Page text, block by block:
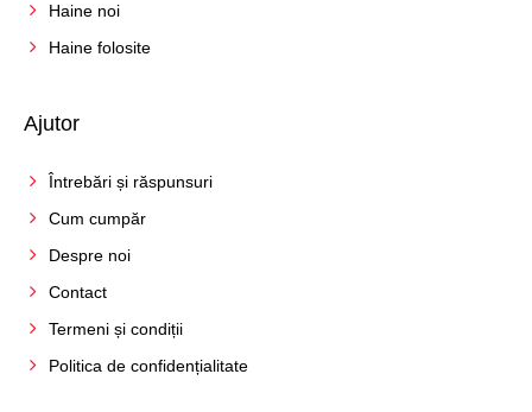
Haine noi
Haine folosite
Ajutor
Întrebări și răspunsuri
Cum cumpăr
Despre noi
Contact
Termeni și condiții
Politica de confidențialitate